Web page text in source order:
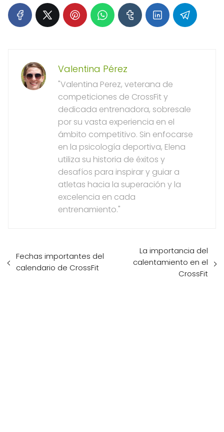
Valentina Pérez
"Valentina Perez, veterana de
competiciones de CrossFit y
dedicada entrenadora, sobresale
por su vasta experiencia en el
ámbito competitivo. Sin enfocarse
en la psicología deportiva, Elena
utiliza su historia de éxitos y
desafíos para inspirar y guiar a
atletas hacia la superación y la
excelencia en cada
entrenamiento."
Fechas importantes del
calendario de CrossFit
La importancia del
calentamiento en el
CrossFit